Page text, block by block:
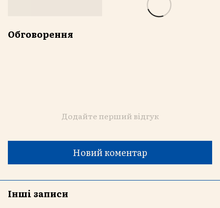
Обговорення
Додайте перший відгук
Новий коментар
Інші записи